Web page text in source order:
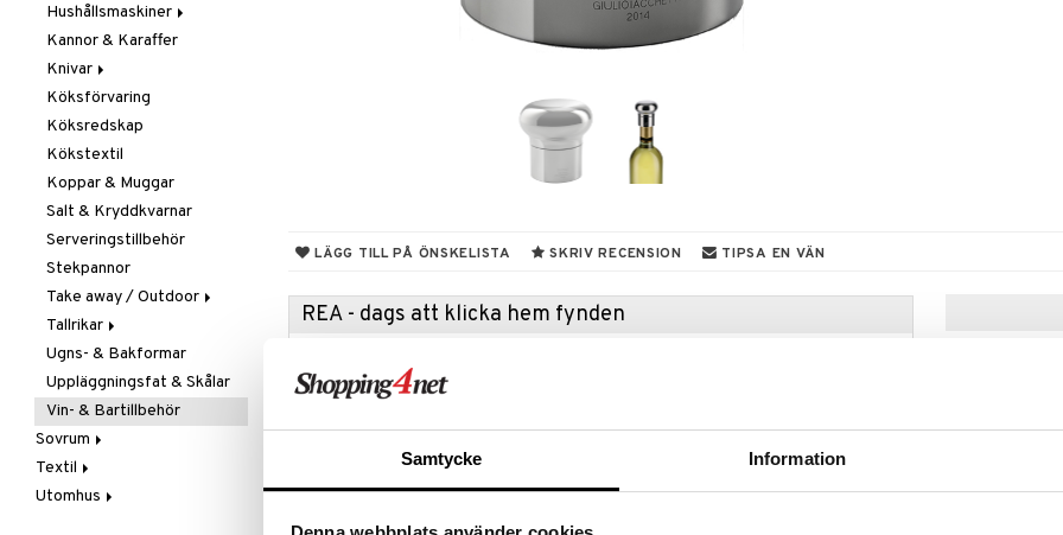
Samtycke Information
LÄGG TILL PÅ ÖNSKELISTA SKRIV RECENSION TIPSA EN VÄN
REA - dags att klicka hem fynden
Rean pågår fram till 31/8-2026, men var snabb - dina
favoritprodukter kan fort ta slut!
TILL REAN »
Vaser
Dricksglas
Drink- & Cocktailglas
Ölglas
Snaps- & Avecglas
Vinglas
Whiskey- & Cognacglas
Hushållsmaskiner
Brödrostar
Kaffe, Te & Espresso
Mixer & Elvispar
Övriga maskiner
Vattenkokare
Kannor & Karaffer
Knivar
Brödknivar
Knivset
Knivslipar och Brynen
Knivtillbehör
Kockknivar
Skal- & Grönsaksknivar
Skärbrädor
Specialknivar
Köksförvaring
Köksredskap
Kökstextil
Koppar & Muggar
Salt & Kryddkvarnar
Serveringstillbehör
Stekpannor
Take away / Outdoor
Flaskor
Matlådor
Termoskannor
Termosmuggar
Tallrikar
Assietter
Djupa tallrikar
Mattallrikar
Ugns- & Bakformar
Uppläggningsfat & Skålar
Vin- & Bartillbehör
Sovrum
Filtar & Plädar
Prydnadskuddar
Textil
Badrumstextilier
Utomhus